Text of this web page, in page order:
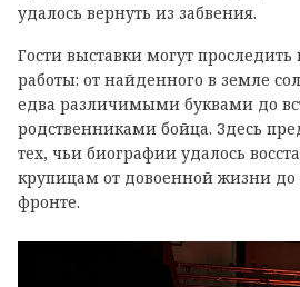
удалось вернуть из забвения.
Гости выставки могут проследить
работы: от найденного в земле
едва различимыми буквами до
родственниками бойца. Здесь
тех, чьи биографии удалось
крупицам от довоенной жизни до
фронте.